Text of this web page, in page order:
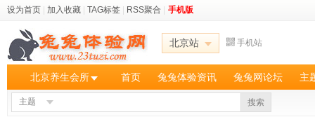
设为首页 加入收藏 TAG标签 RSS聚合 手机版
北京站 手机站
北京养生会所 首页 兔兔体验资讯 兔兔网论坛 主
主题 搜索